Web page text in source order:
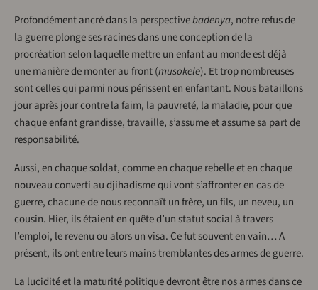
Profondément ancré dans la perspectivebadenya, notre refus de
la guerre plonge ses racines dans une conception de la
procréation selon laquelle mettre un enfant au monde est déjà
une manière de monter au front (musokele). Et trop nombreuses
sont celles qui parmi nous périssent en enfantant. Nous bataillons
jour après jour contre la faim, la pauvreté, la maladie, pour que
chaque enfant grandisse, travaille, s’assume et assume sa part de
responsabilité.
Aussi, en chaque soldat, comme en chaque rebelle et en chaque
nouveau converti au djihadisme qui vont s’affronter en cas de
guerre, chacune de nous reconnaît un frère, un fils, un neveu, un
cousin. Hier, ils étaient en quête d’un statut social à travers
l’emploi, le revenu ou alors un visa. Ce fut souvent en vain… A
présent, ils ont entre leurs mains tremblantes des armes de guerre.
La lucidité et la maturité politique devront être nos armes dans ce